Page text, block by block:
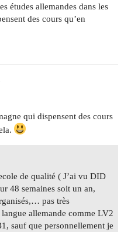
études allemandes dans les
des cours qu’en
qui dispensent des cours
de qualité ( J’ai vu DID
48 semaines soit un an,
pas très
allemande comme LV2
sauf que personnellement je